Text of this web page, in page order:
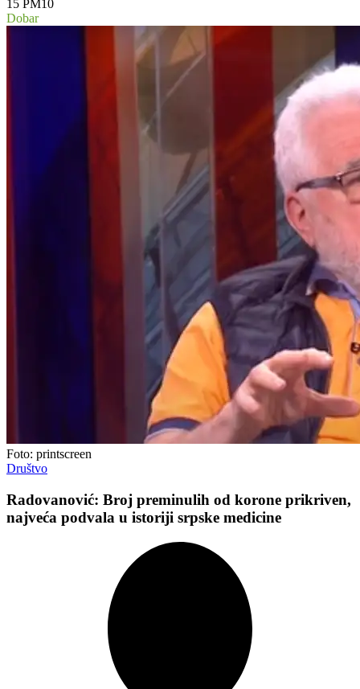
15 PM10
Dobar
Foto: printscreen
Društvo
Radovanović: Broj preminulih od korone prikriven,
najveća podvala u istoriji srpske medicine